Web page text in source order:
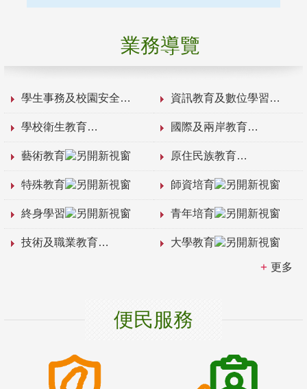
業務導覽
學生事務及校園安全 資訊教育及數位學習
學校衛生教育 國際及兩岸教育
藝術教育 原住民族教育
特殊教育 師資培育
終身學習 青年培育
技術及職業教育 大學教育
更多
便民服務